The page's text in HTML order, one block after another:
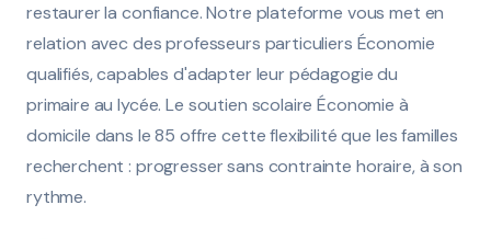
restaurer la confiance. Notre plateforme vous met en
relation avec des professeurs particuliers Économie
qualifiés, capables d'adapter leur pédagogie du
primaire au lycée. Le soutien scolaire Économie à
domicile dans le 85 offre cette flexibilité que les familles
recherchent : progresser sans contrainte horaire, à son
rythme.